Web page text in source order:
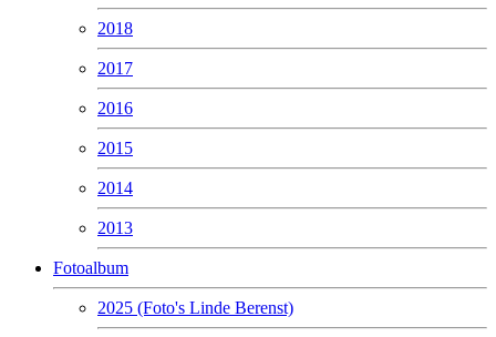
2018
2017
2016
2015
2014
2013
Fotoalbum
2025 (Foto's Linde Berenst)